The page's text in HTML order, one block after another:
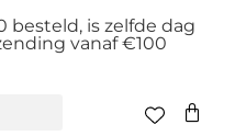
besteld, is zelfde dag
vanaf €100